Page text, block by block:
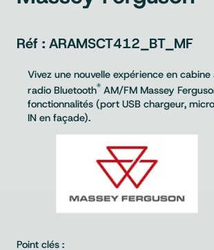
ARAMSCT412_BT_MF
Vivez une nouvelle expérience en cabine
radio Bluetooth® AM/FM Massey
fonctionnalités (port USB chargeur,
IN en façade).
Point clés :